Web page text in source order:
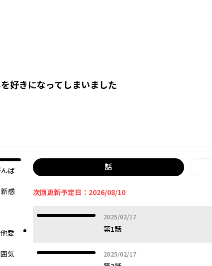
好きになってしまいました
ば
感
愛
気
話
次回更新予定日：2026/08/10
2025/02/17
2025年02月17日
第1話
2025/02/17
2025年02月17日